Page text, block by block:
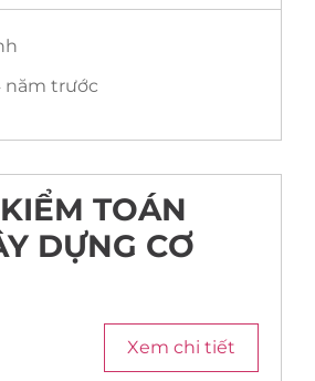
năm trước
TOÁN
DỰNG CƠ
Xem chi tiết